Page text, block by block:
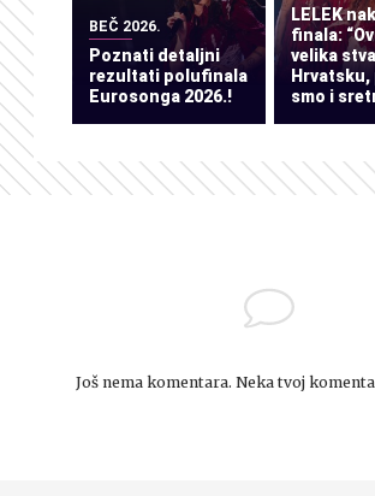
BEČ 2026.
Poznati detaljni
rezultati polufinala
Eurosonga 2026.!
LELEK
finala:
velika
Hrvatsku,
smo i
Još nema komentara. Neka tvoj